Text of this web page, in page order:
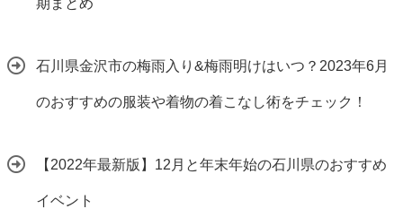
期まとめ
石川県金沢市の梅雨入り&梅雨明けはいつ？2023年6月
のおすすめの服装や着物の着こなし術をチェック！
【2022年最新版】12月と年末年始の石川県のおすすめ
イベント